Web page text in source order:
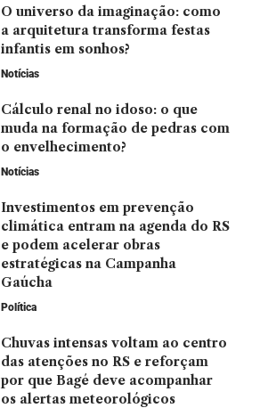
O universo da imaginação: como
a arquitetura transforma festas
infantis em sonhos?
Notícias
Cálculo renal no idoso: o que
muda na formação de pedras com
o envelhecimento?
Notícias
Investimentos em prevenção
climática entram na agenda do RS
e podem acelerar obras
estratégicas na Campanha
Gaúcha
Política
Chuvas intensas voltam ao centro
das atenções no RS e reforçam
por que Bagé deve acompanhar
os alertas meteorológicos